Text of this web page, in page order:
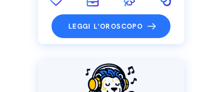
LEGGI L'OROSCOPO